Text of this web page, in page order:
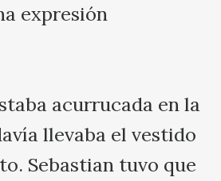
expresión
acurrucada en la
llevaba el vestido
Sebastian tuvo que